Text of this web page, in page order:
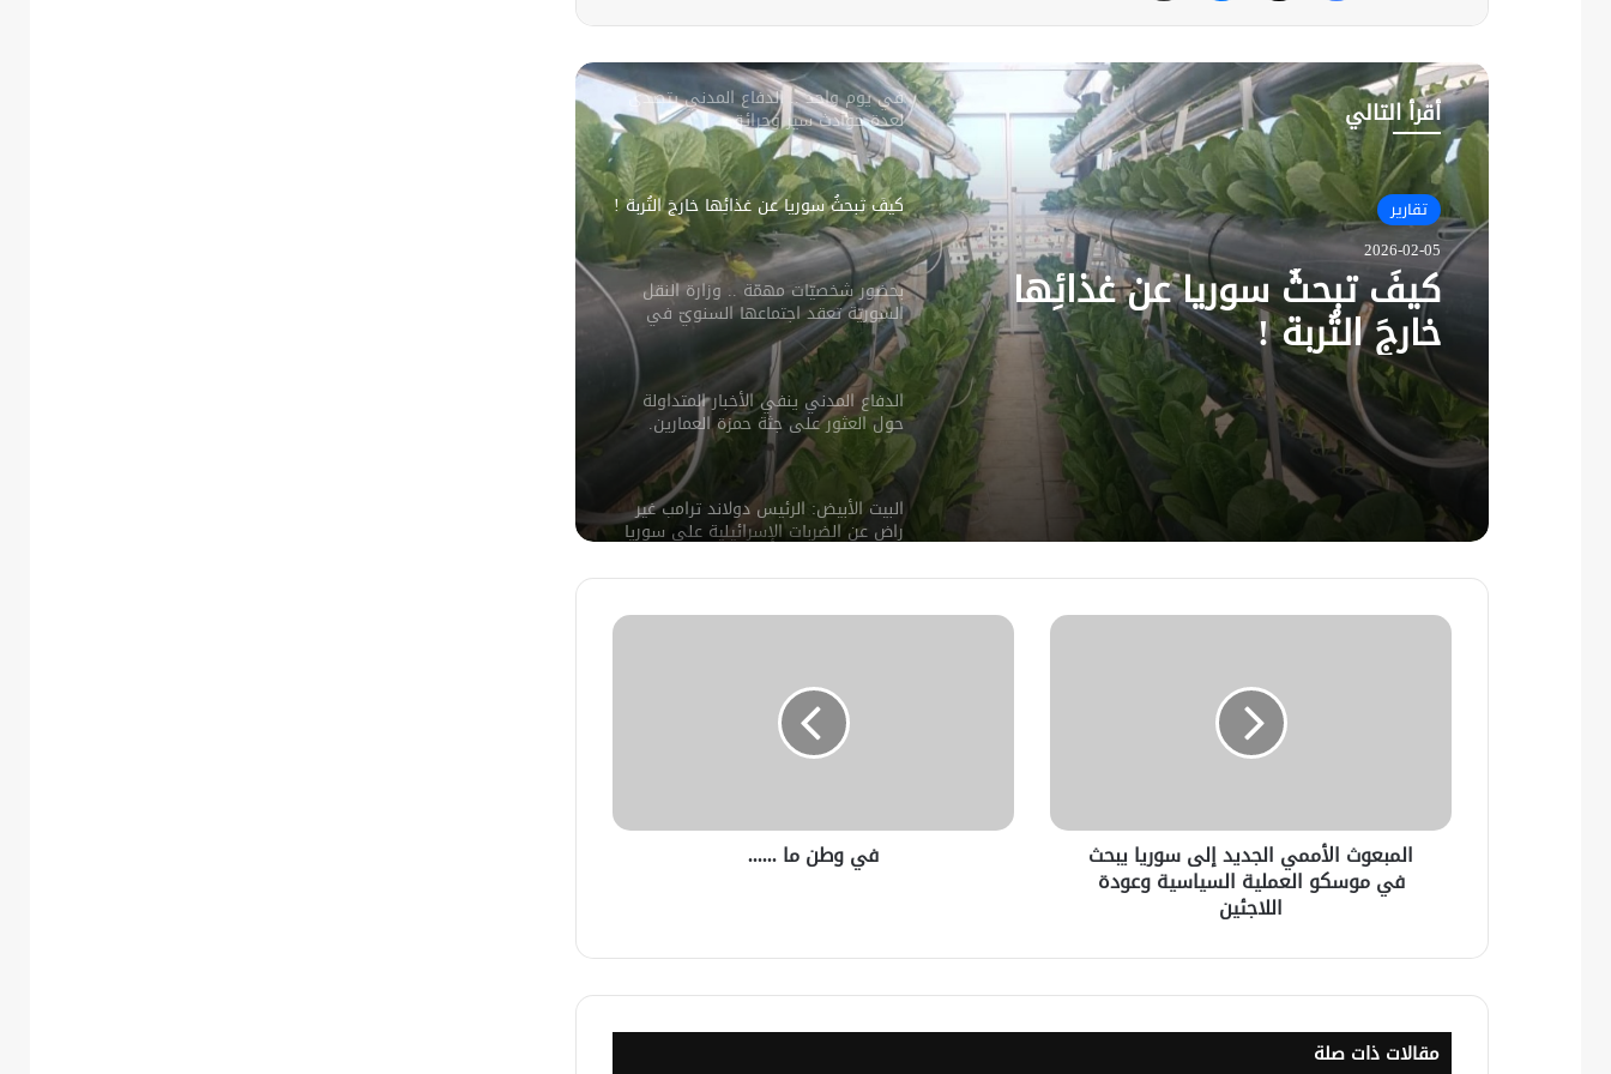
أقرأ التالي
تقارير
2026-02-05
كيفَ تبحثُ سوريا عن غذائِها
خارجَ التُربة !
محليات
2025-07-22
بحضور شخصيّات مهمّة .. وزارة
النقل السوريّة تعقد اجتماعها
السنويّ في دمشق
كيفَ تبحثُ سوريا عن غذائِها خارجَ التُربة !
بحضور شخصيّات مهمّة .. وزارة النقل
السوريّة تعقد اجتماعها السنويّ في
دمشق
الدفاع المدني ينفي الأخبار المتداولة
حول العثور على جثة حمزة العمارين.
البيت الأبيض: الرئيس دولاند ترامب غير
راض عن الضربات الإسرائيلية على سوريا
بحضور الدالتي وشاهر عمران ..انطلاق
أولى عملايات الإجلاء لعوائل العشائر من
إيران تستهدف 3 دول عربية والاردن
مصدر أمني: التحقيق مستمر في وفاة
شخص أثناء ملاحقته في دمشق
سليمان عبد الباقي مدير أمن السويداء
يكشف سبب انفجار مركبة على طريق
دمشق
العبارة النهرية بدير الزور
المبعوث الأممي الجديد إلى سوريا يبحث
في موسكو العملية السياسية وعودة
اللاجئين
في وطن ما ......
مقالات ذات صلة